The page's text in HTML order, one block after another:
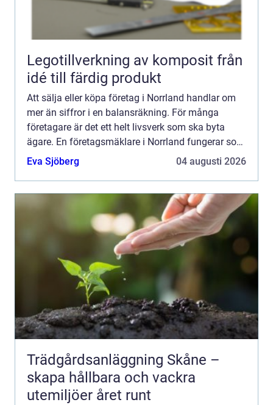
Legotillverkning av komposit från
idé till färdig produkt
Att sälja eller köpa företag i Norrland handlar om
mer än siffror i en balansräkning. För många
företagare är det ett helt livsverk som ska byta
ägare. En företagsmäklare i Norrland fungerar som
länk mellan säljare och köpare, skapar struktur i
Eva Sjöberg 04 augusti 2026
Trädgårdsanläggning Skåne –
skapa hållbara och vackra
utemiljöer året runt